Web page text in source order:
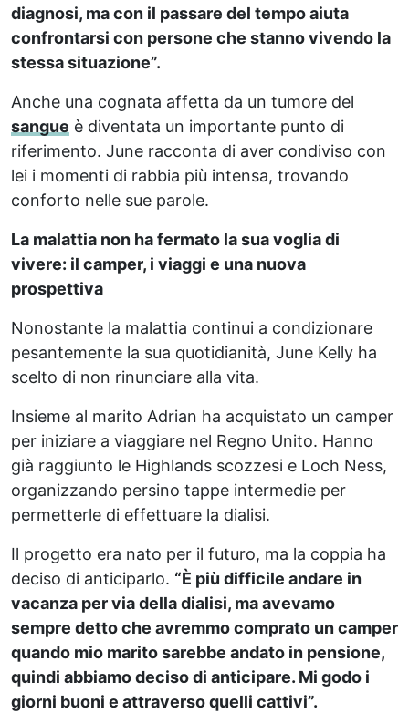
diagnosi, ma con il passare del tempo aiuta
confrontarsi con persone che stanno vivendo la
stessa situazione”.
Anche una cognata affetta da un tumore del
sangue è diventata un importante punto di
riferimento. June racconta di aver condiviso con
lei i momenti di rabbia più intensa, trovando
conforto nelle sue parole.
La malattia non ha fermato la sua voglia di
vivere: il camper, i viaggi e una nuova
prospettiva
Nonostante la malattia continui a condizionare
pesantemente la sua quotidianità, June Kelly ha
scelto di non rinunciare alla vita.
Insieme al marito Adrian ha acquistato un camper
per iniziare a viaggiare nel Regno Unito. Hanno
già raggiunto le Highlands scozzesi e Loch Ness,
organizzando persino tappe intermedie per
permetterle di effettuare la dialisi.
Il progetto era nato per il futuro, ma la coppia ha
deciso di anticiparlo. “È più difficile andare in
vacanza per via della dialisi, ma avevamo
sempre detto che avremmo comprato un camper
quando mio marito sarebbe andato in pensione,
quindi abbiamo deciso di anticipare. Mi godo i
giorni buoni e attraverso quelli cattivi”.